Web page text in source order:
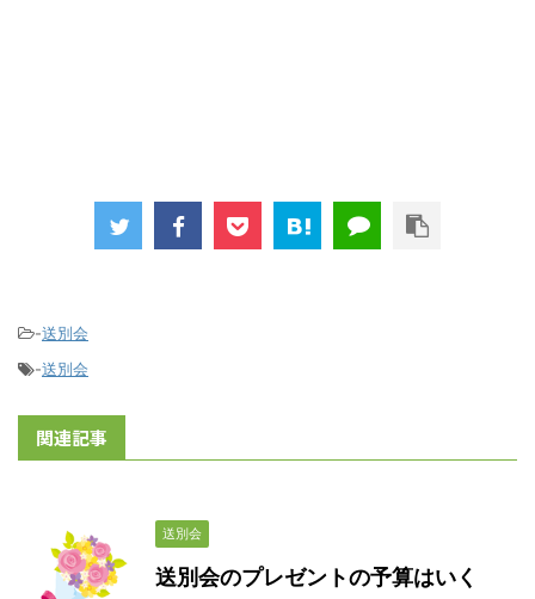
-送別会
-送別会
関連記事
送別会
送別会のプレゼントの予算はいく